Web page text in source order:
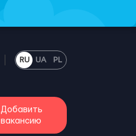
RU UA PL
Добавить
вакансию